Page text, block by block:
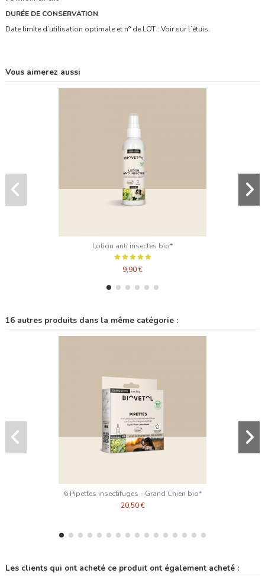
DURÉE DE CONSERVATION
Date limite d’utilisation optimale et n° de LOT : Voir sur l’étuis.
Vous aimerez aussi
Lotion anti insectes bio*
9,90 €
16 autres produits dans la même catégorie :
6 Pipettes insectifuges - Grand Chien bio*
20,50 €
Les clients qui ont acheté ce produit ont également acheté :